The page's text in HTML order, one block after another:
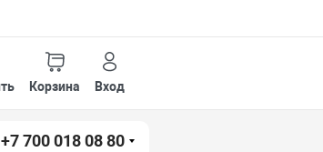
Корзина Вход
+7 700 018 08 80